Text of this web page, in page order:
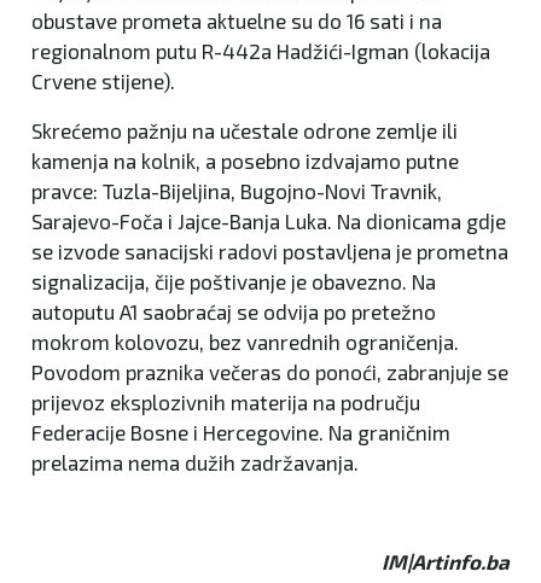
obustave prometa aktuelne su do 16 sati i na
regionalnom putu R-442a Hadžići-Igman (lokacija
Crvene stijene).
Skrećemo pažnju na učestale odrone zemlje ili
kamenja na kolnik, a posebno izdvajamo putne
pravce: Tuzla-Bijeljina, Bugojno-Novi Travnik,
Sarajevo-Foča i Jajce-Banja Luka. Na dionicama gdje
se izvode sanacijski radovi postavljena je prometna
signalizacija, čije poštivanje je obavezno. Na
autoputu A1 saobraćaj se odvija po pretežno
mokrom kolovozu, bez vanrednih ograničenja.
Povodom praznika večeras do ponoći, zabranjuje se
prijevoz eksplozivnih materija na području
Federacije Bosne i Hercegovine. Na graničnim
prelazima nema dužih zadržavanja.
IM|Artinfo.ba